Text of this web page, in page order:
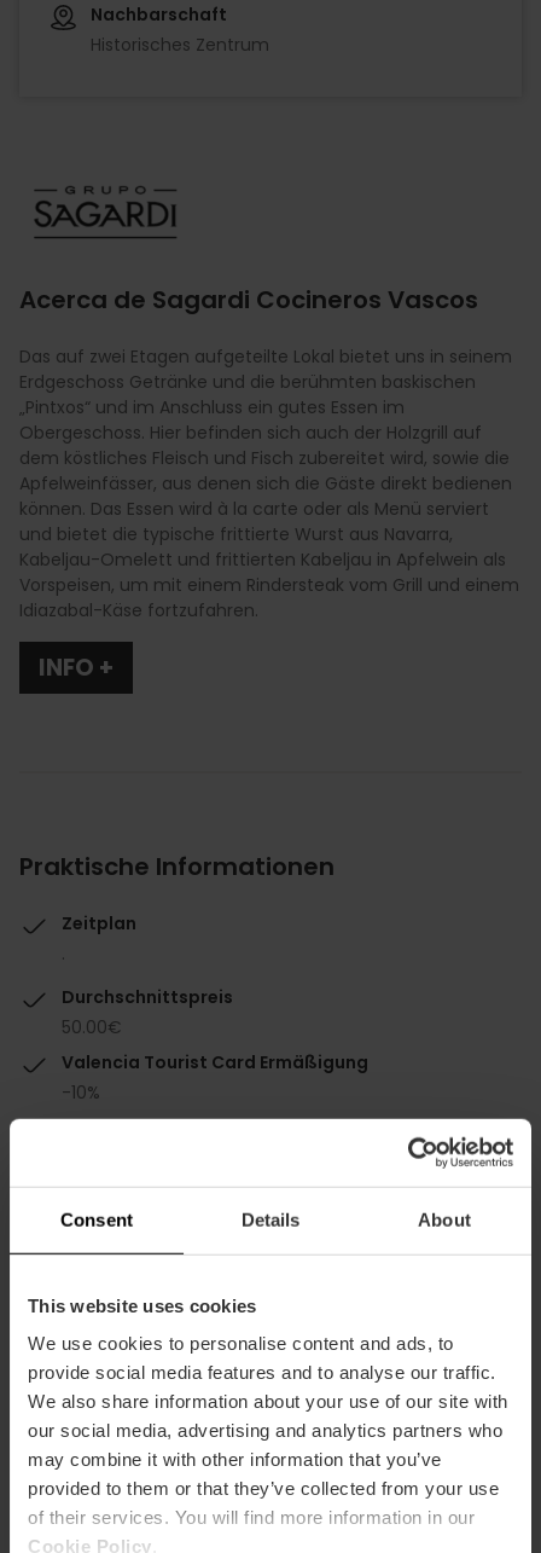
Consent Details About
This website uses cookies
We use cookies to personalise content and ads, to
provide social media features and to analyse our traffic.
We also share information about your use of our site with
our social media, advertising and analytics partners who
may combine it with other information that you’ve
provided to them or that they’ve collected from your use
of their services. You will find more information in our
Cookie Policy
Nachbarschaft
Historisches Zentrum
Acerca de Sagardi Cocineros Vascos
Imagen
Das auf zwei Etagen aufgeteilte Lokal bietet uns in seinem
Erdgeschoss Getränke und die berühmten baskischen
„Pintxos“ und im Anschluss ein gutes Essen im
Obergeschoss. Hier befinden sich auch der Holzgrill auf
dem köstliches Fleisch und Fisch zubereitet wird, sowie die
Apfelweinfässer, aus denen sich die Gäste direkt bedienen
können. Das Essen wird à la carte oder als Menü serviert
und bietet die typische frittierte Wurst aus Navarra,
Kabeljau-Omelett und frittierten Kabeljau in Apfelwein als
Vorspeisen, um mit einem Rindersteak vom Grill und einem
Idiazabal-Käse fortzufahren.
INFO +
Praktische Informationen
Zeitplan
.
Durchschnittspreis
50.00€
Valencia Tourist Card Ermäßigung
-10%
Restaurantkapazität
115